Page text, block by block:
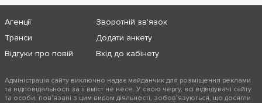
Агенції
Транси
Відгуки про повій
Зворотній зв'язок
Додати анкету
Вхід до кабінету
Адміністрація сайту виключно надає майданчик для розміщення реклами
та відповідальності за її вміст не несе. У свою чергу, всі відвідувачі сайту
та особи, пов'язані з цим видом діяльності, зобов'язуються, що досягли